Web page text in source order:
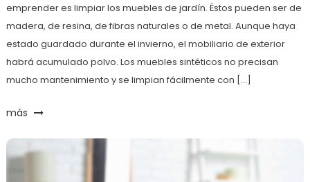
emprender es limpiar los muebles de jardín. Éstos pueden ser de
madera, de resina, de fibras naturales o de metal. Aunque haya
estado guardado durante el invierno, el mobiliario de exterior
habrá acumulado polvo. Los muebles sintéticos no precisan
mucho mantenimiento y se limpian fácilmente con […]
más